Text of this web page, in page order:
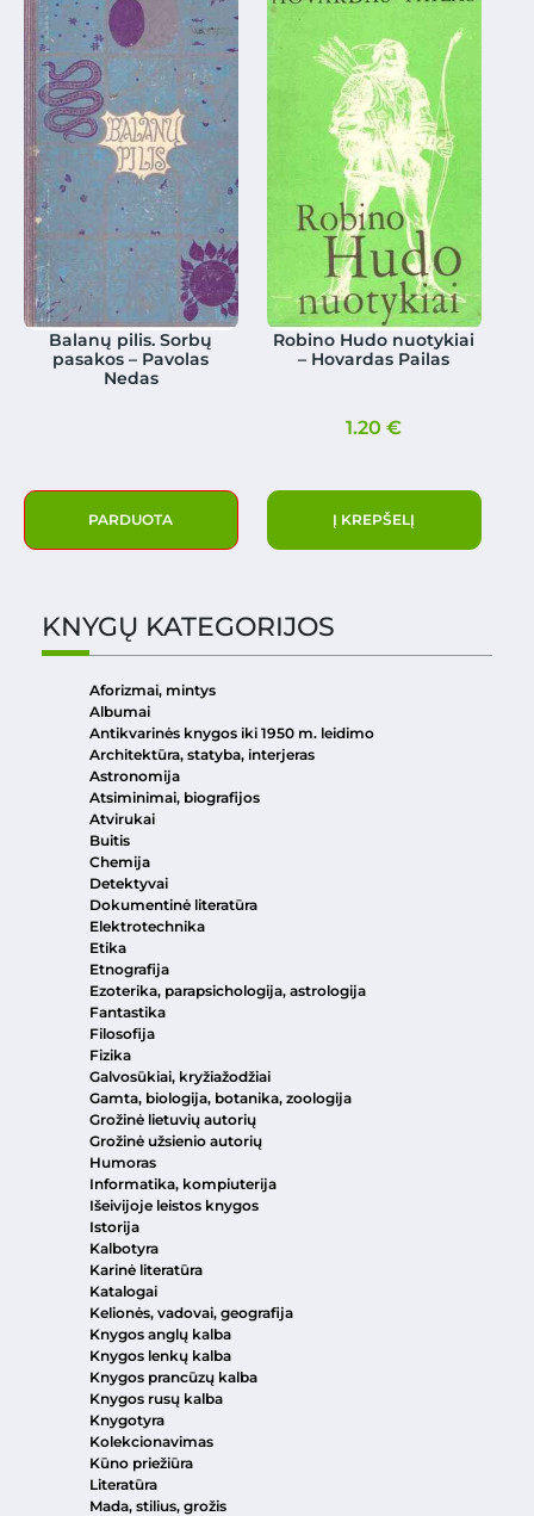
Balanų pilis. Sorbų
pasakos – Pavolas
Nedas
PARDUOTA
Robino Hudo nuotykiai
– Hovardas Pailas
1.20€
Į KREPŠELĮ
KNYGŲ KATEGORIJOS
Aforizmai, mintys
Albumai
Antikvarinės knygos iki 1950 m. leidimo
Architektūra, statyba, interjeras
Astronomija
Atsiminimai, biografijos
Atvirukai
Buitis
Chemija
Detektyvai
Dokumentinė literatūra
Elektrotechnika
Etika
Etnografija
Ezoterika, parapsichologija, astrologija
Fantastika
Filosofija
Fizika
Galvosūkiai, kryžiažodžiai
Gamta, biologija, botanika, zoologija
Grožinė lietuvių autorių
Grožinė užsienio autorių
Humoras
Informatika, kompiuterija
Išeivijoje leistos knygos
Istorija
Kalbotyra
Karinė literatūra
Katalogai
Kelionės, vadovai, geografija
Knygos anglų kalba
Knygos lenkų kalba
Knygos prancūzų kalba
Knygos rusų kalba
Knygotyra
Kolekcionavimas
Kūno priežiūra
Literatūra
Mada, stilius, grožis